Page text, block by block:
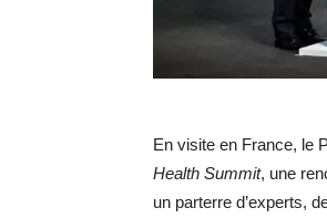
En visite en France, le
Health Summit, une
un parterre d’experts,